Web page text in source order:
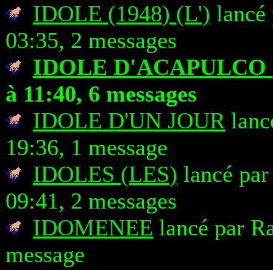
IDOLE (1948) (L') lancé
03:35, 2 messages
IDOLE
à 11:40, 6 messages
IDOLE D'UN JOUR
19:36, 1 message
IDOLES (LES) lancé
09:41, 2 messages
IDOMENEE lancé par
message